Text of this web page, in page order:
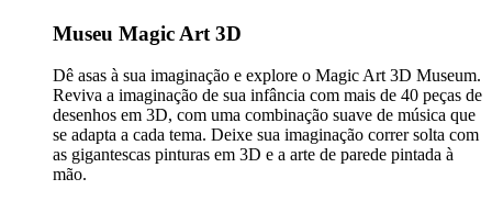
Museu Magic Art 3D
Dê asas à sua imaginação e explore o Magic Art 3D Museum.
Reviva a imaginação de sua infância com mais de 40 peças de
desenhos em 3D, com uma combinação suave de música que
se adapta a cada tema. Deixe sua imaginação correr solta com
as gigantescas pinturas em 3D e a arte de parede pintada à
mão.